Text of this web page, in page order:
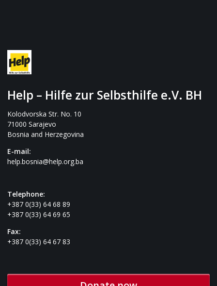
Help – Hilfe zur Selbsthilfe e.V. BH
Kolodvorska Str. No. 10
71000 Sarajevo
Bosnia and Herzegovina
E-mail:
help.bosnia@help.org.ba
Telephone:
+387 0(33) 64 68 89
+387 0(33) 64 69 65
Fax:
+387 0(33) 64 67 83